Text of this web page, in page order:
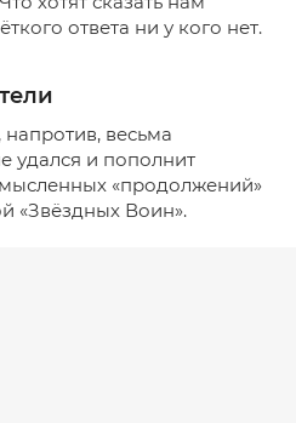
ответа ни у кого нет.
весьма
удался и пополнит
«продолжений»
«Звёздных Воин».